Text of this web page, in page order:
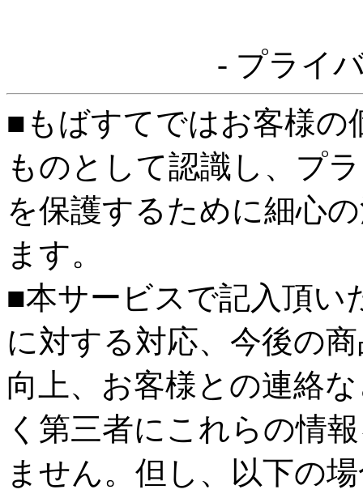
- プライ
■もばすてではお客様の
ものとして認識し、プ
を保護するために細心
ます。
■本サービスで記入頂い
に対する対応、今後の
向上、お客様との連絡
く第三者にこれらの情
ません。但し、以下の